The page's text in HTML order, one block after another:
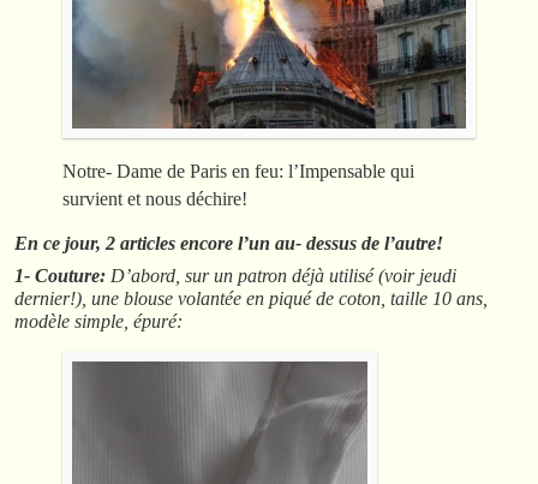
Notre- Dame de Paris en feu: l’Impensable qui
survient et nous déchire!
En ce jour, 2 articles encore l’un au- dessus de l’autre!
1- Couture: D’abord, sur un patron déjà utilisé (voir jeudi
dernier!), une blouse volantée en piqué de coton, taille 10 ans,
modèle simple, épuré: